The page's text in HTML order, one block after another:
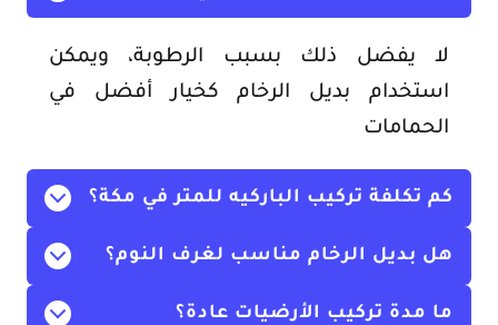
لا يفضل ذلك بسبب الرطوبة، ويمكن
استخدام بديل الرخام كخيار أفضل في
الحمامات
كم تكلفة تركيب الباركيه للمتر في مكة؟
هل بديل الرخام مناسب لغرف النوم؟
ما مدة تركيب الأرضيات عادة؟